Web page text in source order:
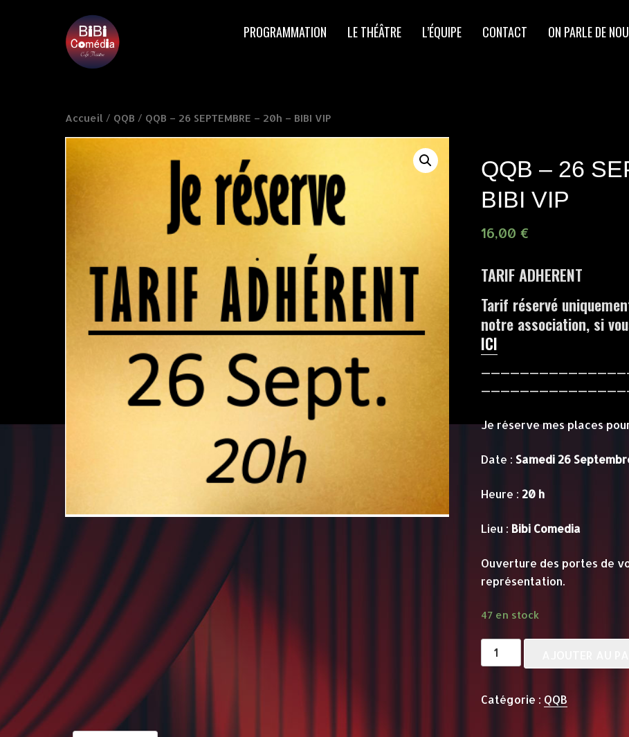
PROGRAMMATION LE THÉÂTRE L’ÉQUIPE CONTACT ON PARLE DE
Accueil / QQB / QQB – 26 SEPTEMBRE – 20h – BIBI VIP
QQB – 26
BIBI VIP
16,00 €
TARIF ADHERENT
Tarif réservé
notre association, si
ICI
Je réserve mes places
Date : Samedi 26
Heure : 20 h
Lieu : Bibi Comedia
Ouverture des portes de
représentation.
47 en stock
quantité
de
-
Catégorie : QQB